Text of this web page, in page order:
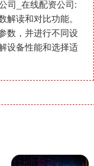
司_在线配资公司:
读和对比功能。
数，并进行不同设
设备性能和选择适